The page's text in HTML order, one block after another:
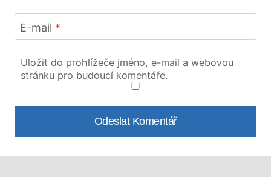
E-mail *
Uložit do prohlížeče jméno, e-mail a webovou
stránku pro budoucí komentáře.